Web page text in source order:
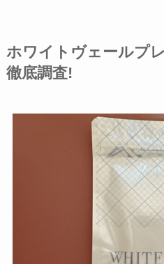
ホワイトヴェールプ
徹底調査!